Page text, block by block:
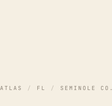
ATLAS / FL / SEMINOLE CO.